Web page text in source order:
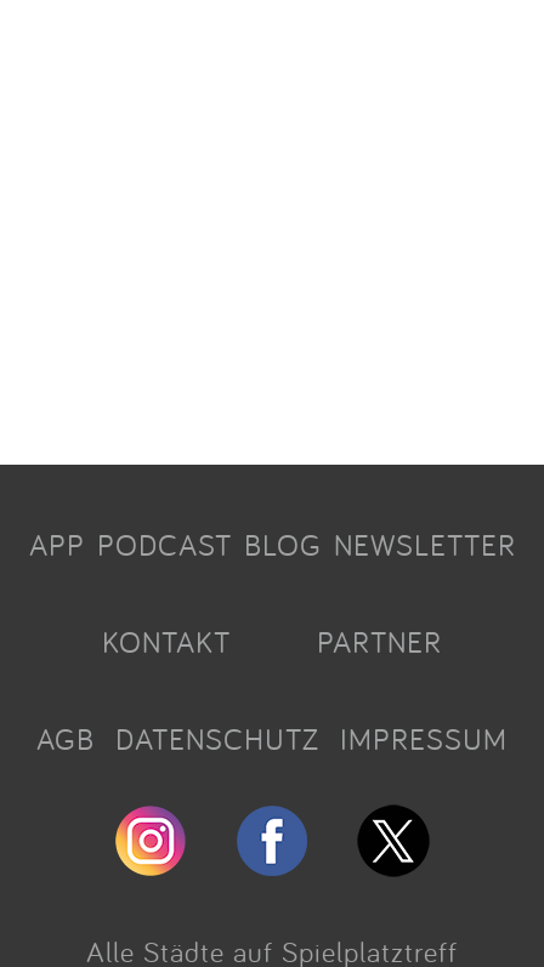
APP PODCAST BLOG NEWSLETTER
KONTAKT PARTNER
AGB DATENSCHUTZ IMPRESSUM
Alle Städte auf Spielplatztreff